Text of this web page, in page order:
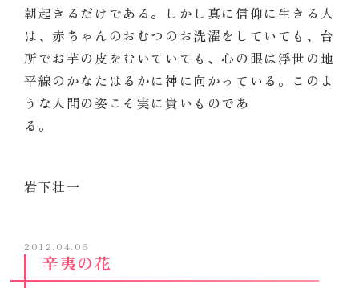
朝起きるだけである。しかし真に信仰に生きる人
は、赤ちゃんのおむつのお洗濯をしていても、台
所でお芋の皮をむいていても、心の眼は浮世の地
平線のかなたはるかに神に向かっている。このよ
うな人間の姿こそ実に貴いものであ
る
岩下壮一
2012.04.06
辛夷の花